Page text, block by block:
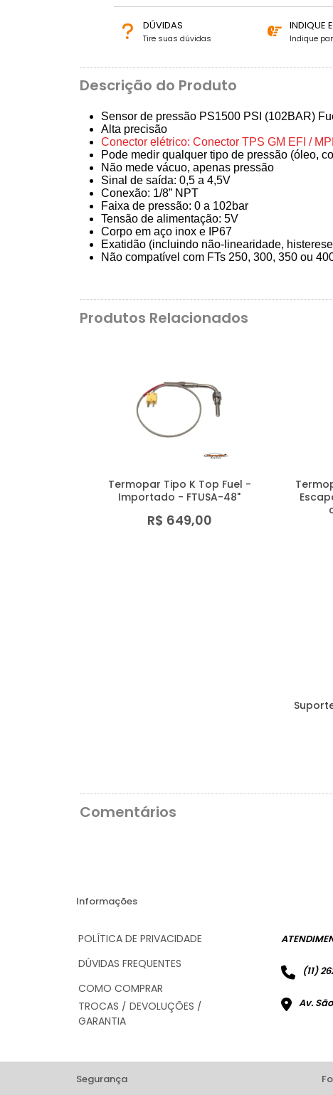
DÚVIDAS
Tire suas dúvidas
INDIQUE
Indique
Descrição do Produto
Sensor de pressão PS1500 PSI (102BAR)
Alta precisão
Conector elétrico: Conector TPS GM EFI /
Pode medir qualquer tipo de pressão (óleo,
Não mede vácuo, apenas pressão
Sinal de saída: 0,5 a 4,5V
Conexão: 1/8” NPT
Faixa de pressão: 0 a 102bar
Tensão de alimentação: 5V
Corpo em aço inox e IP67
Exatidão (incluindo não-linearidade,
Não compatível com FTs 250, 300, 350 ou
Produtos Relacionados
Termopar Tipo K Top Fuel -
Importado - FTUSA-48"
R$ 649,00
Comentários
Informações
POLÍTICA DE PRIVACIDADE
DÚVIDAS FREQUENTES
COMO COMPRAR
TROCAS / DEVOLUÇÕES /
GARANTIA
(11)
Av.
Segurança